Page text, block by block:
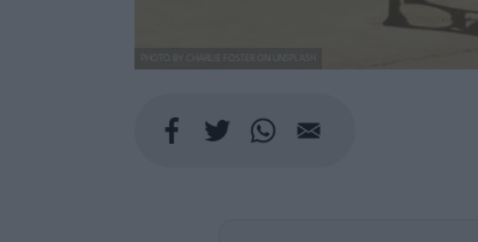
PHOTO BY CHARLIE FOSTER ON UNSPLASH